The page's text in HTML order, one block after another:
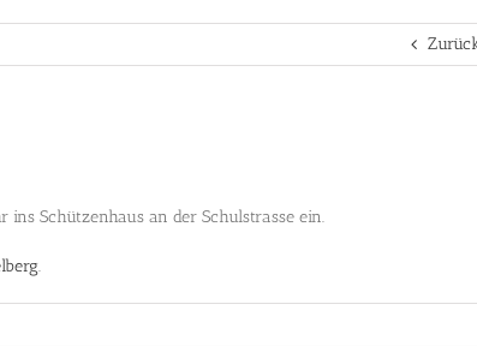
ins Schützenhaus an der Schulstrasse ein.
.